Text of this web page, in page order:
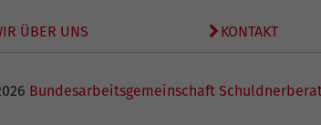
ÜBER UNS KONTAKT
Bundesarbeitsgemeinschaft